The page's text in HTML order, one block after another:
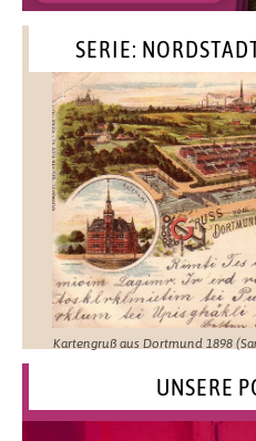
SERIE:
Kartengruß aus Dortmund 1898
UNSERE